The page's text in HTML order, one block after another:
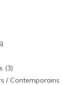
(3)
/ Contemporains